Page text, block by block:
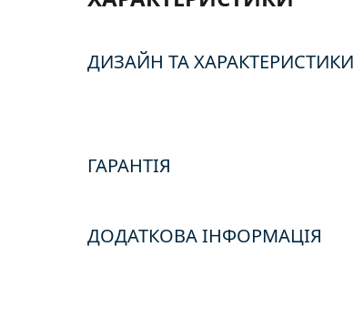
ДИЗАЙН ТА ХАРАКТЕРИСТИКИ
ГАРАНТІЯ
ДОДАТКОВА ІНФОРМАЦІЯ